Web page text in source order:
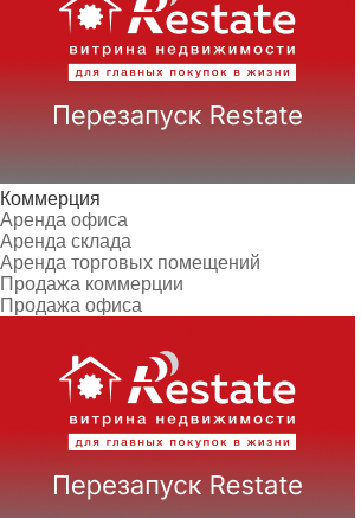
Коммерция
Аренда офиса
Аренда склада
Аренда торговых помещений
Продажа коммерции
Продажа офиса